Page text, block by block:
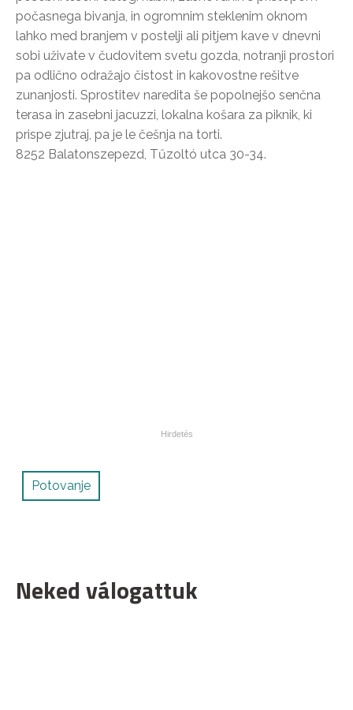
počasnega bivanja, in ogromnim steklenim oknom
lahko med branjem v postelji ali pitjem kave v dnevni
sobi uživate v čudovitem svetu gozda, notranji prostori
pa odlično odražajo čistost in kakovostne rešitve
zunanjosti. Sprostitev naredita še popolnejšo senčna
terasa in zasebni jacuzzi, lokalna košara za piknik, ki
prispe zjutraj, pa je le češnja na torti.
8252 Balatonszepezd, Tűzoltó utca 30-34.
Potovanje
Neked válogattuk